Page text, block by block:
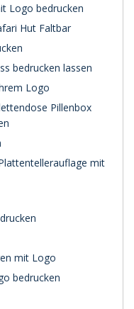
Logo bedrucken
Hut Faltbar
bedrucken lassen
Logo
Pillenbox
mit
mit Logo
bedrucken